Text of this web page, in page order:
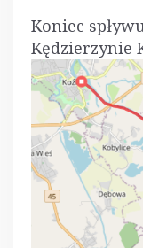
Koniec
Kędzierzynie